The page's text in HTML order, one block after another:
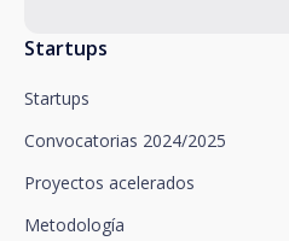
Startups
Startups
Convocatorias 2024/2025
Proyectos acelerados
Metodología
Santalucía le informa que
oposición, limitación del
así como oponerse al
mediante un escrito, que
Departamento de Privacidad